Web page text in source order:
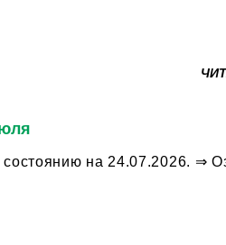
⇒ Ознакомиться с